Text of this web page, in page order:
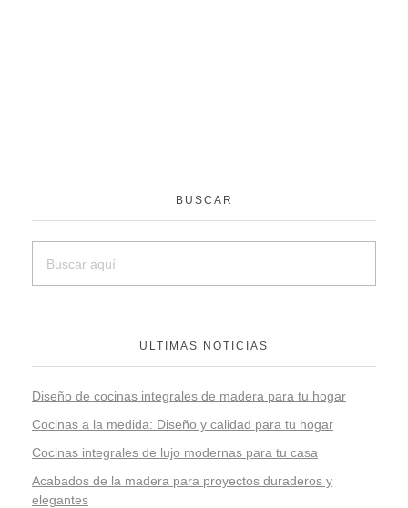
BUSCAR
ULTIMAS NOTICIAS
Diseño de cocinas integrales de madera para tu hogar
Cocinas a la medida: Diseño y calidad para tu hogar
Cocinas integrales de lujo modernas para tu casa
Acabados de la madera para proyectos duraderos y
elegantes